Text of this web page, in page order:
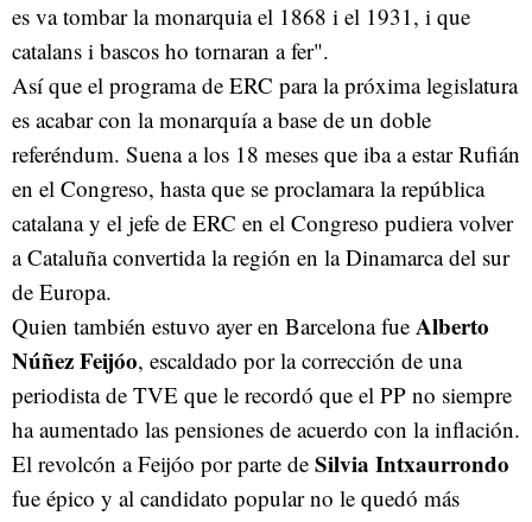
es va tombar la monarquia el 1868 i el 1931, i que
catalans i bascos ho tornaran a fer".
Así que el programa de ERC para la próxima legislatura
es acabar con la monarquía a base de un doble
referéndum. Suena a los 18 meses que iba a estar Rufián
en el Congreso, hasta que se proclamara la república
catalana y el jefe de ERC en el Congreso pudiera volver
a Cataluña convertida la región en la Dinamarca del sur
de Europa.
Quien también estuvo ayer en Barcelona fue Alberto
Núñez Feijóo, escaldado por la corrección de una
periodista de TVE que le recordó que el PP no siempre
ha aumentado las pensiones de acuerdo con la inflación.
El revolcón a Feijóo por parte de Silvia Intxaurrondo
fue épico y al candidato popular no le quedó más